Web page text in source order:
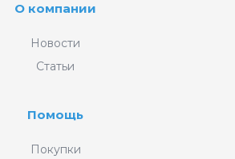
О компании
Новости
Статьи
Помощь
Покупки